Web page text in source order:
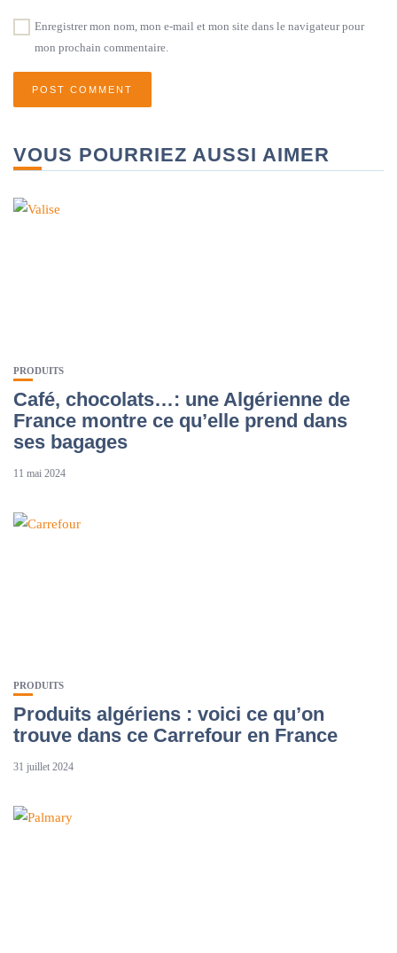
Enregistrer mon nom, mon e-mail et mon site dans le navigateur pour
mon prochain commentaire.
VOUS POURRIEZ AUSSI AIMER
PRODUITS
Café, chocolats…: une Algérienne de
France montre ce qu’elle prend dans
ses bagages
11 mai 2024
PRODUITS
Produits algériens : voici ce qu’on
trouve dans ce Carrefour en France
31 juillet 2024